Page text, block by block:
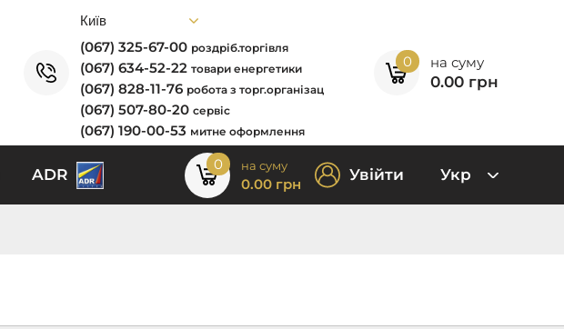
(067) 325-67-00 роздріб.торгівля
(067) 634-52-22 товари енергетики
(067) 828-11-76 робота з торг.організац
(067) 507-80-20 сервіс
(067) 190-00-53 митне оформлення
0 на суму
0.00 грн
ADR
0 на суму
0.00 грн Увійти Укр